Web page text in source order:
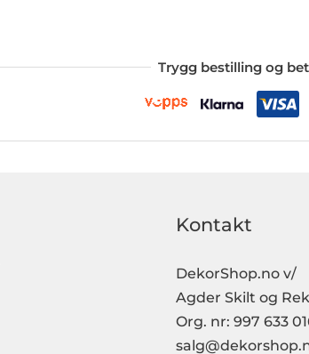
Trygg bestilling og
Kontakt
DekorShop.no v/
Agder Skilt og
Org. nr: 997 633